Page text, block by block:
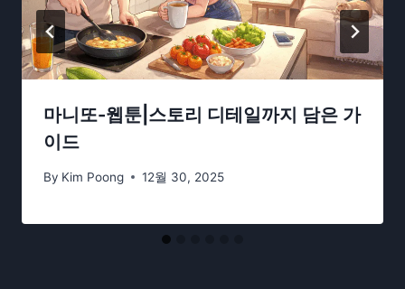
마니또-웹툰|스토리 디테일까지 담은 가
이드
By Kim Poong 12월 30, 2025